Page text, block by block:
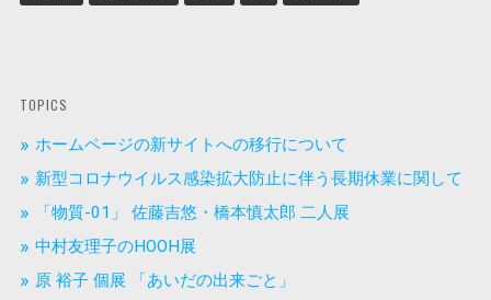
TOPICS
ホームページの新サイトへの移行について
新型コロナウイルス感染拡大防止に伴う長期休業に関して
「物質-01」 佐藤吉悠・橋本慎太郎 二人展
中村友理子のHOOH展
原 裕子 個展 「あいだの出来ごと」